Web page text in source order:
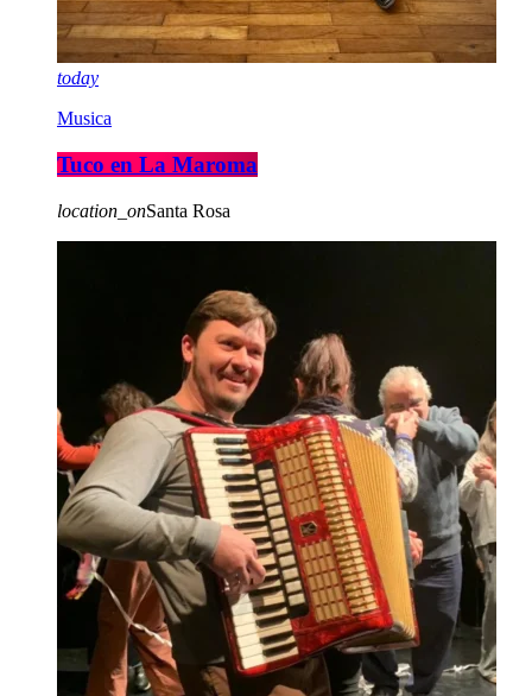
today
Musica
Tuco en La Maroma
location_onSanta Rosa